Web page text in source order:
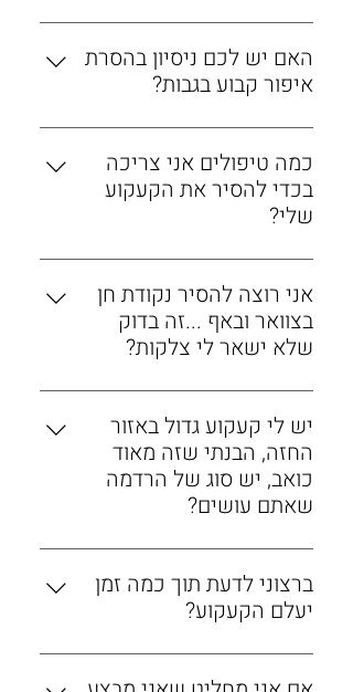
היות והקעקוע מורכב ממספר חומרים,
המלצתנו היא להמתין שהחומרים יתרכזו
בגוף בצורה טבעית לפני שמתחילים
האם יש לכם ניסיון בהסרת
איפור קבוע בגבות?
שלום הילה,לקליניקת טופ לייזר יש
ניסיון רב בהסרת כל סוגי הקעקועים
בכל האזורים.
כמה טיפולים אני צריכה
בכדי להסיר את הקעקוע
שלי?
מספר הטיפולים תלוי במשתנים שונים
– האזור המקועקע בגוף, עומק הקעקוע,
כמות הצבע, סוג הצבע, גיל ומצב פיזי.
אני רוצה להסיר נקודת חן
בצוואר ובאף ...זה בדוק
שלא ישאר לי צלקות?
אכן בדוק, ישנם מאות לקוחות של
המרכז להסרת קעקועים שכבר הסירו
קעקועים מכל אזור הפנים ללא צלקות.
יש לי קעקוע גדול באזור
החזה, הבנתי שזה מאוד
כואב, יש סוג של הרדמה
שאתם עושים?
יש חומר מאלחש שמוריד את רמת
הכאב בצורה משמעותית, אמלה או
עזרקאין, יש למרוח את המשחה שעה
ברצוני לדעת תוך כמה זמן
יעלם הקעקוע?
זמן הסרת קעקוע משתנה בין קעקוע
אחד למשנהו, כך גם מספר הטיפולים,